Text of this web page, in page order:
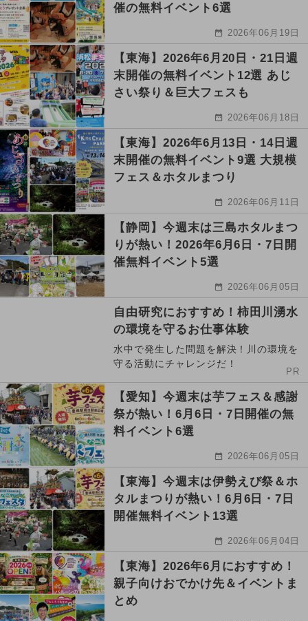
催の無料イベント6選
2026年06月19日
【東海】2026年6月20日・21日週
末開催の無料イベント12選 あじ
さい祭り＆巨大フェスも
2026年06月18日
【東海】2026年6月13日・14日週
末開催の無料イベント9選 大規模
フェス＆ホタルまつり
2026年06月11日
【静岡】今週末は三島ホタルまつ
りが熱い！2026年6月6日・7日開
催無料イベント5選
2026年06月05日
自由研究におすすめ！柿田川湧水
の環境を守るお仕事体験
水中で発生した問題を解決！川の環境を
守る活動にチャレンジだ！
PR
【愛知】今週末は芋フェス＆感謝
祭が熱い！6月6日・7日開催の無
料イベント6選
2026年06月05日
【東海】今週末は伊勢えび祭＆ホ
タルまつりが熱い！6月6日・7日
開催無料イベント13選
2026年06月04日
【東海】2026年6月におすすめ！
親子向けおでかけ先＆イベントま
とめ